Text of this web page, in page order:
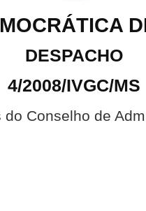
DESPACHO
4/2008/IVGC/MS
Conselho de